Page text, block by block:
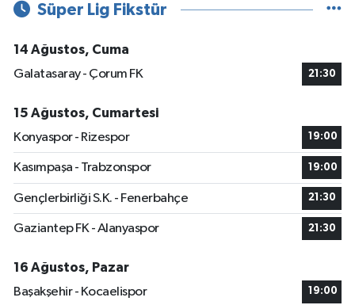
Süper Lig Fikstür
14 Ağustos, Cuma
Galatasaray - Çorum FK
21:30
15 Ağustos, Cumartesi
Konyaspor - Rizespor
19:00
Kasımpaşa - Trabzonspor 19:00
Gençlerbirliği S.K. - Fenerbahçe 21:30
Gaziantep FK - Alanyaspor 21:30
16 Ağustos, Pazar
Başakşehir - Kocaelispor
19:00